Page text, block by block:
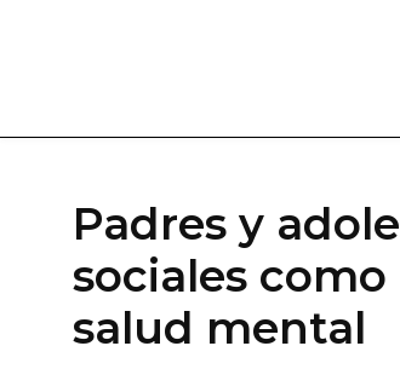
Padres y
sociales
salud mental